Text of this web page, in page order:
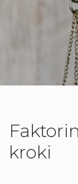
kroki